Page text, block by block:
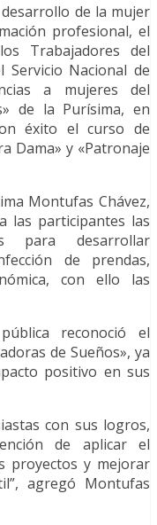
de la mujer
profesional, el
Trabajadores del
Servicio Nacional de
a mujeres del
de la Purísima, en
éxito el curso de
Dama» y «Patronaje
Montufas Chávez,
las participantes las
para desarrollar
de prendas,
con ello las
reconoció el
de Sueños», ya
positivo en sus
con sus logros,
de aplicar el
proyectos y mejorar
agregó Montufas